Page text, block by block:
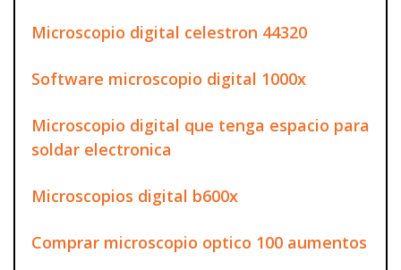
Microscopio digital celestron 44320
Software microscopio digital 1000x
Microscopio digital que tenga espacio para
soldar electronica
Microscopios digital b600x
Comprar microscopio optico 100 aumentos